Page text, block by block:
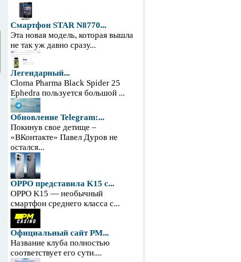
Смартфон STAR N8770...
Эта новая модель, которая вышла
не так уж давно сразу...
Легендарный...
Cloma Pharma Black Spider 25
Ephedra пользуется большой ...
Обновление Telegram:...
Покинув свое детище –
«ВКонтакте» Павел Дуров не
остался...
OPPO представила K15 с...
OPPO K15 — необычный
смартфон среднего класса с...
Официальный сайт PM...
Название клуба полностью
соответствует его сути....